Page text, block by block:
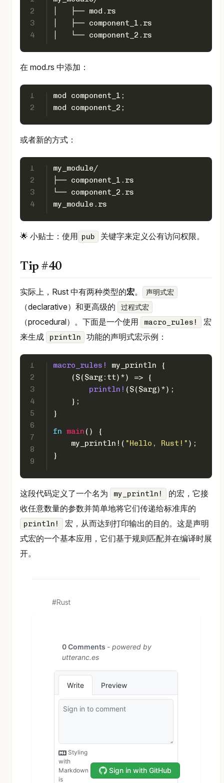
2
3
4
│   ├── mod.rs
│   ├── component_1.rs
│   └── component_2.rs
在 mod.rs 中添加：
1
2
mod component_1;
mod component_2;
或者新的方式：
1
2
3
4
my_module/
├── component_1.rs
└── component_2.rs
my_module.rs
🌟 小贴士：使用 pub 关键字来定义公有访问权限。
Tip #40
实际上，Rust 中有两种类型的宏。 声明式宏
（declarative）和更高级的 过程式宏
（procedural）。下面是一个使用 macro_rules!
宏
来生成
println 功能的声明式宏示例：
1
2
3
4
5
6
7
8
9
macro_rules!
my_println {
    ($($arg:tt)*) => {
println! ($($arg)*);
    };
}
fn
main () {
    my_println!(
"Hello, Rust!" );
}
这段代码定义了一个名为 my_println!
的宏，它接
收任意数量的参数并简单地将它们传递给标准库的
println!
宏，从而达到打印输出的目的。这是声明
式宏的一个基本应用，它们基于规则匹配并在编译时展
开。
Rust